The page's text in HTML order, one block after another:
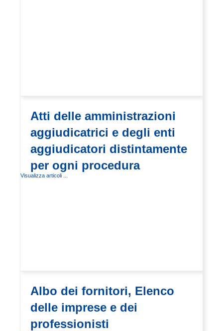
Atti delle amministrazioni
aggiudicatrici e degli enti
aggiudicatori distintamente
per ogni procedura
Visualizza articoli ...
Albo dei fornitori, Elenco
delle imprese e dei
professionisti